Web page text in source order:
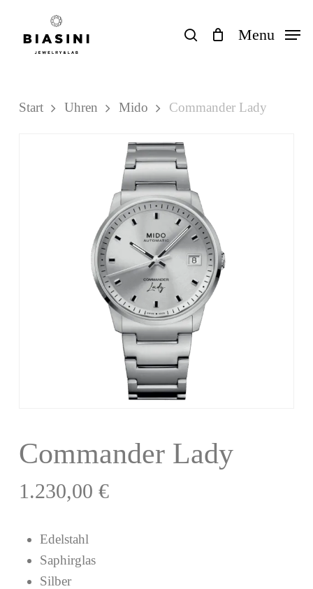
search Menu
Einkaufswagen
Close
Cart
Start Uhren Mido Commander Lady
Commander Lady
1.230,00 €
Edelstahl
Saphirglas
Silber